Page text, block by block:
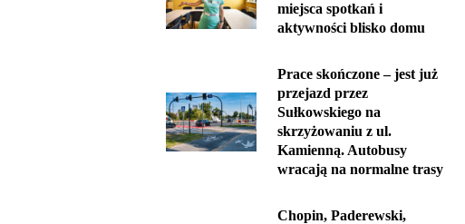
miejsca spotkań i
aktywności blisko domu
Prace skończone – jest już
przejazd przez
Sułkowskiego na
skrzyżowaniu z ul.
Kamienną. Autobusy
wracają na normalne trasy
Chopin, Paderewski,